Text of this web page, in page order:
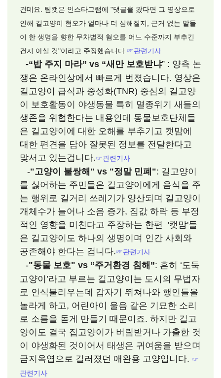
건데요. 팀캣은 인스타그램에 "댓글을 봤다면 그 영상으로
인해 길고양이 혐오가 얼마나 더 심해질지, 근거 없는 말들
이 한 생명을 향한 무차별적 혐오를 어느 수준까지 부추긴
건지 아실 것"이라고 주장했습니다. ☞관련기사
-“밥 주지 마라” vs “새만 보호받냐” : 양측 논
쟁은 온라인상에서 빠르게 번졌습니다. 영상은
길고양이 급식과 중성화(TNR) 중심의 길고양
이 보호활동이 야생동물 특히 멸종위기 새들의
생존을 위협한다는 내용인데 동물보호단체들
은 길고양이에 대한 오해를 부추기고 캣맘에
대한 편견을 담아 잘못된 정보를 전달한다고
맞서고 있는겁니다.☞관련기사
-"고양이 불쌍해" vs "정말 민폐": 길고양이
를 싫어하는 주민들은 길고양이에게 음식을 주
는 행위로 길거리 쓰레기가 양산되며 길고양이
개체수가 늘어나 소음 증가, 집값 하락 등 부정
적인 영향을 미친다고 주장하는 한편 '캣맘'들
은 길고양이도 하나의 생명이며 인간 사회와
공존해야 한다는 겁니다.☞관련기사
-"동물 보호" vs “주거환경 침해”: 흔히 ‘도둑
고양이’라고 부르는 길고양이는 도시의 무법자
로 인식불리우는데 갑자기 뛰쳐나와 행인들을
놀라게 하고, 어린아이 울음 같은 기묘한 소리
로 소름을 돋게 만들기 때문이죠. 하지만 길고
양이도 결국 집고양이가 버림받거나 가출한 것
이 야생화된 것이어서 태생은 귀여움을 받으며
금지옥엽으로 길러졌던 애완용 고양입니다. ☞
관련기사